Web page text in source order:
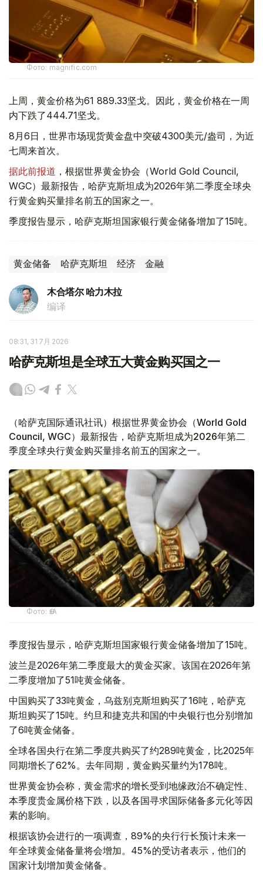
Фото: magnific.com
上周，黄金价格为61 889.33坚戈。因此，黄金价格在一周
内下跌了444.71坚戈。
8月6日，世界市场现货黄金盘中突破4300美元/盎司，为近
七周来首次。
据此前报道 ，根据世界黄金协会（World Gold Council,
WGC）最新报告，哈萨克斯坦成为2026年第二季度全球央
行黄金购买量排名前五的国家之一。
季度报告显示，哈萨克斯坦国家银行黄金储备增加了15吨。
黄金储备 哈萨克斯坦 经济 金融
木合塔尔 哈力木拉
编译
08:31, 31 7月 2026
哈萨克斯坦是全球五大黄金购买国之一
（哈萨克国际通讯社讯）根据世界黄金协会（World Gold
Council, WGC）最新报告，哈萨克斯坦成为2026年第二
季度全球央行黄金购买量排名前五的国家之一。
Фото: ӨзА
季度报告显示，哈萨克斯坦国家银行黄金储备增加了15吨。
波兰是2026年第二季度最大的黄金买家。该国在2026年第
二季度增加了51吨黄金储备。
中国购买了33吨黄金，乌兹别克斯坦购买了16吨，哈萨克
斯坦购买了15吨。约旦和捷克共和国的中央银行也分别增加
了6吨黄金储备。
全球各国央行在第二季度共购买了约289吨黄金，比2025年
同期增长了62%。去年同期，黄金购买量约为178吨。
世界黄金协会称，黄金需求的增长受到地缘政治不确定性、
本季度贵金属价格下跌，以及各国寻求国际储备多元化等因
素的影响。
根据该协会进行的一项调查，89%的央行行长预计未来一
年全球黄金储备量将会增加。45%的受访者表示，他们的
国家计划增加黄金储备。